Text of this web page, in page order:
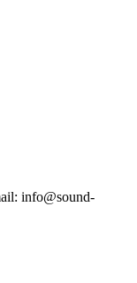
info@sound-